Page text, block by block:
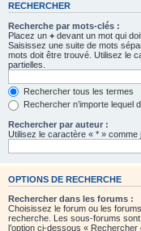
RECHERCHER
Recherche par mots-clés :
Placez un + devant un mot qui
Saisissez une suite de mots
mots doit être trouvé. Utilisez le
partielles.
Rechercher tous les termes
Rechercher n’importe lequel
Rechercher par auteur :
Utilisez le caractère « * »
OPTIONS DE RECHERCHE
Rechercher dans les forums :
Choisissez le forum ou les
recherche. Les sous-forums
l’option ci-dessous «